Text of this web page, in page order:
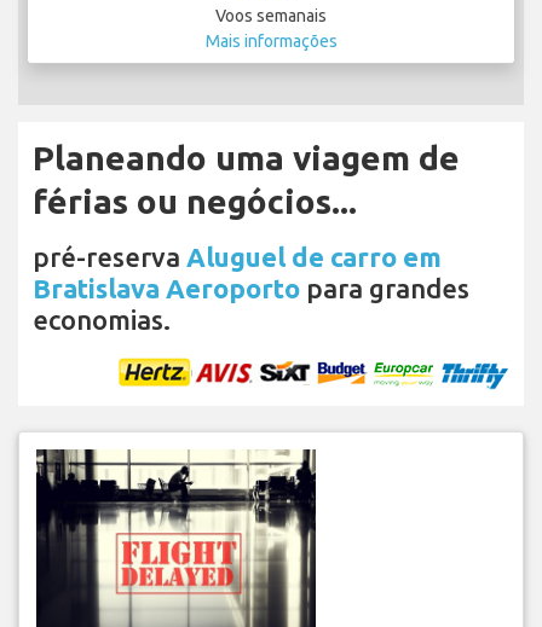
Voos semanais
Mais informações
Planeando uma viagem de
férias ou negócios...
pré-reserva Aluguel de carro em
Bratislava Aeroporto para grandes
economias.